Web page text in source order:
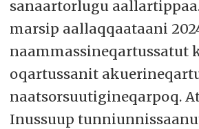
sanaartorlugu
marsip aallaqqaataani
oqartussanit
naatsorsuutigineqarpoq.
Inussuup